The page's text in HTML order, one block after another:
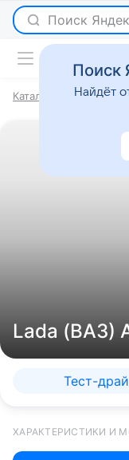
Поиск
Каталог Марки
Lada (ВАЗ)
Тест-
ХАРАКТЕРИСТИКИ И
Поиск
Найдёт